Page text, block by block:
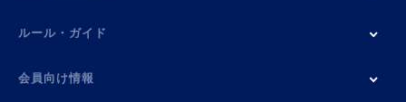
ルール・ガイド
会員向け情報